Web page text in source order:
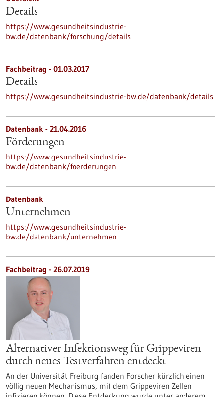
Details
https://www.gesundheitsindustrie-
bw.de/datenbank/forschung/details
Fachbeitrag - 01.03.2017
Details
https://www.gesundheitsindustrie-bw.de/datenbank/details
Datenbank - 21.04.2016
Förderungen
https://www.gesundheitsindustrie-
bw.de/datenbank/foerderungen
Datenbank
Unternehmen
https://www.gesundheitsindustrie-
bw.de/datenbank/unternehmen
Fachbeitrag - 26.07.2019
Alternativer Infektionsweg für Grippeviren
durch neues Testverfahren entdeckt
An der Universität Freiburg fanden Forscher kürzlich einen
völlig neuen Mechanismus, mit dem Grippeviren Zellen